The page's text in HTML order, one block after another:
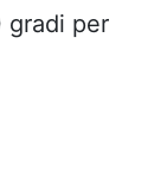
gradi per